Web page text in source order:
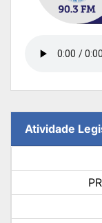
Atividade